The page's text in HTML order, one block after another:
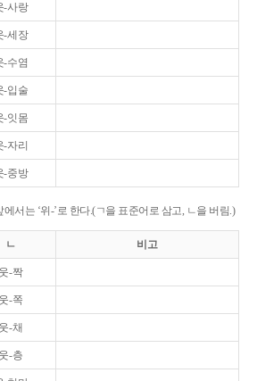
-사랑
-세장
-수염
-입술
-잇몸
-자리
-중방
서는 ‘위-’로 한다.(ㄱ을 표준어로 삼고, ㄴ을 버림.)
ㄴ 비고
웃-짝
웃-쪽
웃-채
웃-층